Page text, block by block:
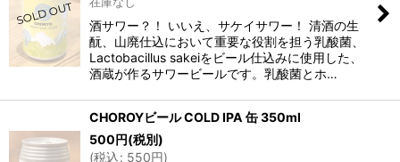
酒サワー？！ いいえ、サケイサワー！ 清酒の生
酛、山廃仕込において重要な役割を担う乳酸菌、
Lactobacillus sakeiをビール仕込みに使用した、
酒蔵が作るサワービールです。乳酸菌とホ…
CHOROYビール COLD IPA 缶 350ml
500円(税別)
(税込: 550円)